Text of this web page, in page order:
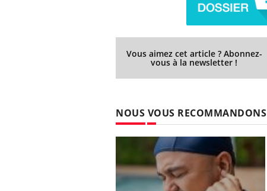
Vous aimez cet article ? Abonnez-
vous à la newsletter !
NOUS VOUS RECOMMANDONS